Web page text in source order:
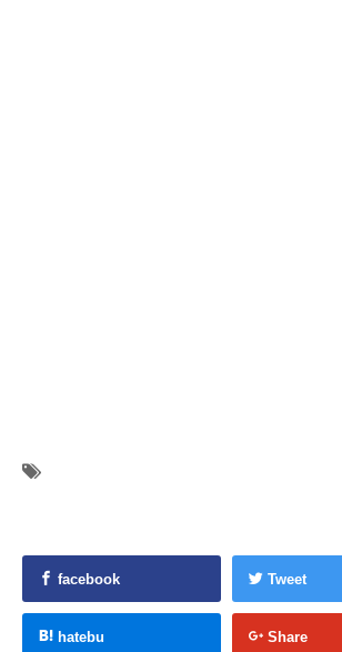
facebook Tweet
hatebu Share